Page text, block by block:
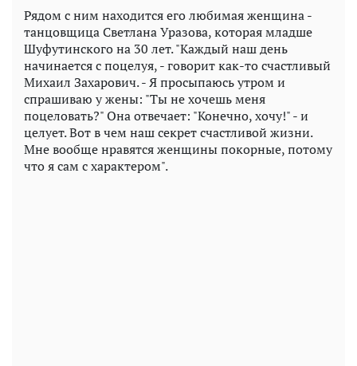
Рядом с ним находится его любимая женщина -
танцовщица Светлана Уразова, которая младше
Шуфутинского на 30 лет. "Каждый наш день
начинается с поцелуя, - говорит как-то счастливый
Михаил Захарович. - Я просыпаюсь утром и
спрашиваю у жены: "Ты не хочешь меня
поцеловать?" Она отвечает: "Конечно, хочу!" - и
целует. Вот в чем наш секрет счастливой жизни.
Мне вообще нравятся женщины покорные, потому
что я сам с характером".